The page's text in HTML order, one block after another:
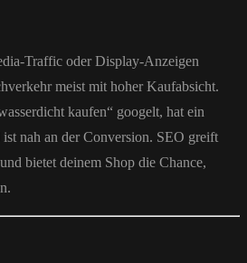
Traffic oder Display-Anzeigen
meist mit hoher Kaufabsicht.
kaufen“ googelt, hat ein
nah an der Conversion. SEO greift
bietet deinem Shop die Chance,